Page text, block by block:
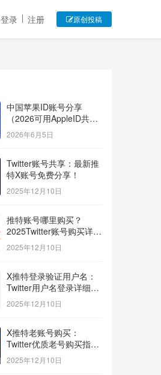
登录 注册 原创投稿
中国苹果ID账号分享
（2026可用AppleID共享
账号）
2026年6月5日
Twitter账号共享：最新推
特X账号免费分享！
2025年12月10日
推特账号哪里购买？
2025Twitter账号购买详细
指南！
2025年12月10日
X推特登录验证用户名：
Twitter用户名登录详细指
南！
2025年12月10日
X推特老账号购买：
Twitter优质老号购买指
南！
2025年12月10日